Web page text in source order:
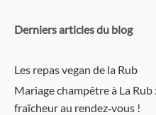
Derniers articles du blog
Les repas vegan de la Rub
Mariage champêtre à La
fraîcheur au rendez‑vous !